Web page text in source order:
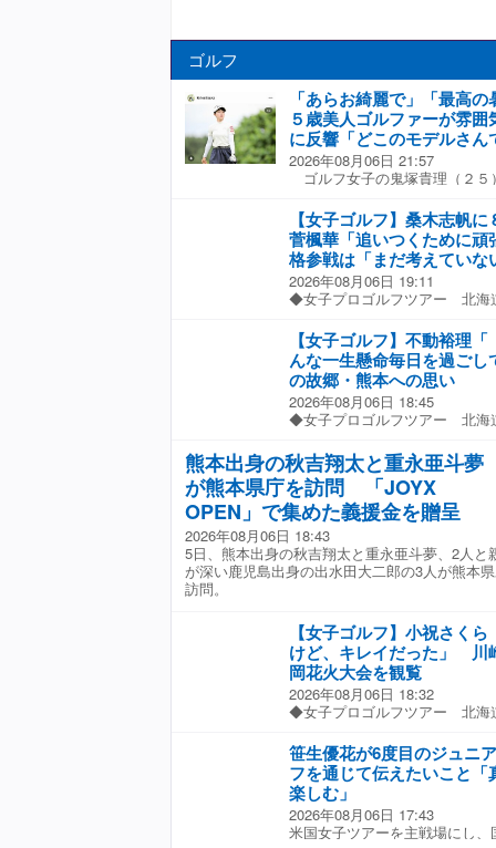
ゴルフ
「あらお綺麗で」「最高
５歳美人ゴルファーが雰
に反響「どこのモデルさん
2026年08月06日 21:57
ゴルフ女子の鬼塚貴理（２
撮影。「良い息抜きになりま
た」と綴り、白地にオレンジ
姿を公開した。 コメント欄
「最高の暑中見舞いです」、
ゃくちゃ可愛い」、「あらお
ですか？」との声が寄せられ
の五輪代表・鬼塚雅。
【女子ゴルフ】桑木志帆
菅楓華「追いつくために
格参戦は「まだ考えていな
2026年08月06日 19:11
◆女子プロゴルフツアー 北海
ド、パー７２） ツアー２勝
マ戦で最終調整し、今季ツア
た。 前週は海外メジャーのＡ
しい予選落ち。「バンカーが
め方が勉強になった」。今季
プンでも決勝Ｒに進めず「全
外に行くと気持ちが変わった
った。 全英女子オープンは桑
が初優勝。菅は「気持ちがす
が伝わってくるような練習の
いたので強いなと思う」とう
ー参戦を予定する中、自身は
ーはまだ考えていない」と考
ってしまうと結果にとらわれ
セデス・ランクで８００ポイ
トップを独走する。今季は後
る。約８１８ポイント差の２
くためにすごく頑張れそう。
日本のメジャーで結果を出し
い」と見据えた。
【女子ゴルフ】不動裕理
んな一生懸命毎日を過ご
の故郷・熊本への思い
2026年08月06日 18:45
◆女子プロゴルフツアー 北海
ド、パー７２） ツアー５０勝
場で練習後に取材に応じ、故
震度７を観測した地震の被災
市出身の４９歳ベテランは「
し、自然は怖いなと思いまし
という。２０１６年の熊本地
２０年の豪雨災害などの復興
ャリティーゴルフ大会に参加
１０年と２度優勝している大
は（優勝は）難しいけど、み
るので、私は試合を精いっぱ
ける。
熊本出身の秋吉翔太と重永亜斗夢
が熊本県庁を訪問 「JOYX
OPEN」で集めた義援金を贈呈
2026年08月06日 18:43
5日、熊本出身の秋吉翔太と重永亜斗夢、2人と
が深い鹿児島出身の出水田大二郎の3人が熊本
訪問。
【女子ゴルフ】小祝さく
けど、キレイだった」 川
岡花火大会を観覧
2026年08月06日 18:32
◆女子プロゴルフツアー 北海
ド、パー７２） ツアー１２勝
プロアマ戦で最終調整し、地
目指して頑張りたい」と力を
く、２日には新潟・長岡市で
地で観覧した。「ＴｉｋＴｏ
だなと。日程を見たらたまた
笹生優花が6度目のジュニ
フを通じて伝えたいこと
楽しむ」
2026年08月06日 17:43
米国女子ツアーを主戦場にし